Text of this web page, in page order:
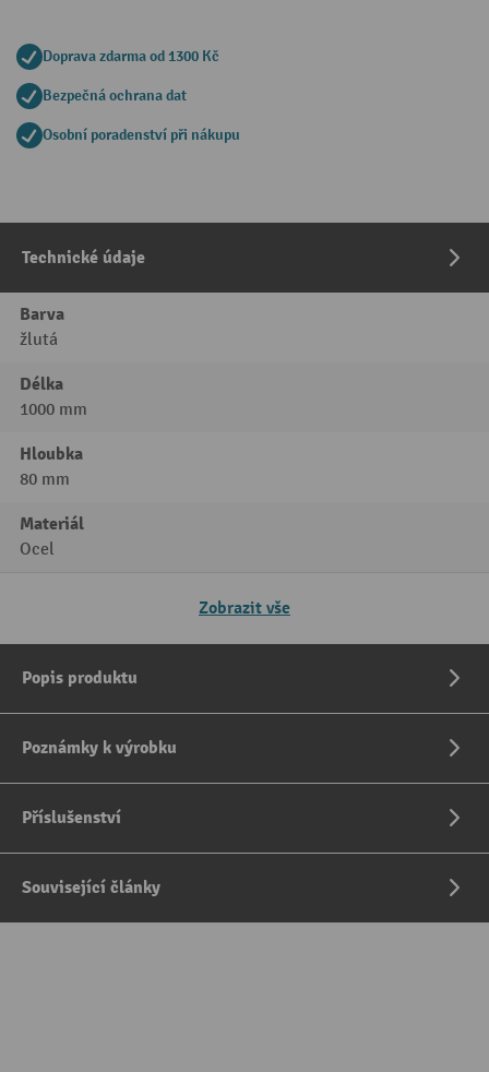
Doprava zdarma od 1300 Kč
Bezpečná ochrana dat
Osobní poradenství při nákupu
Technické údaje
Barva
žlutá
Délka
1000 mm
Hloubka
80 mm
Materiál
Ocel
Zobrazit vše
Popis produktu
Poznámky k výrobku
Příslušenství
Související články